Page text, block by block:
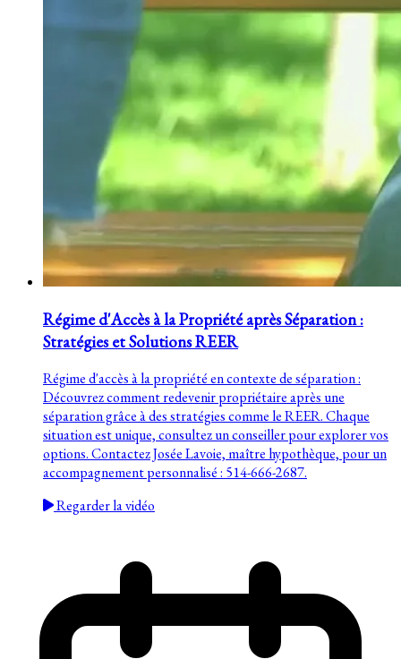
Régime d'Accès à la Propriété après Séparation :
Stratégies et Solutions REER
Régime d'accès à la propriété en contexte de séparation :
Découvrez comment redevenir propriétaire après une
séparation grâce à des stratégies comme le REER. Chaque
situation est unique, consultez un conseiller pour explorer vos
options. Contactez Josée Lavoie, maître hypothèque, pour un
accompagnement personnalisé : 514-666-2687.
Regarder la vidéo